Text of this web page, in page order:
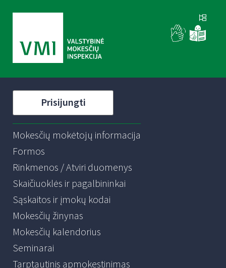
Prisijungti
Mokesčių mokėtojų informacija
Formos
Rinkmenos / Atviri duomenys
Skaičiuoklės ir pagalbininkai
Sąskaitos ir įmokų kodai
Mokesčių žinynas
Mokesčių kalendorius
Seminarai
Tarptautinis apmokestinimas